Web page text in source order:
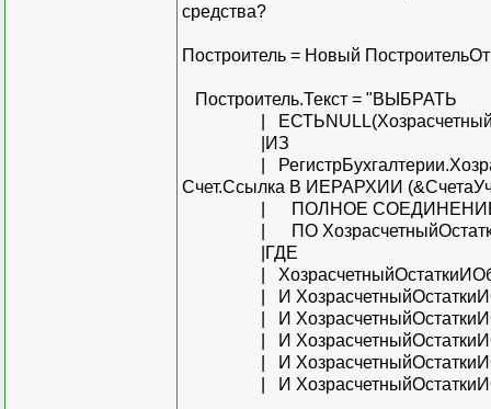
средства?
Построитель = Новый
Построитель.Текст = "ВЫБРАТЬ
|
|ИЗ
|
Счет.Ссылка В ИЕРАРХИИ
| ПОЛНОЕ СОЕДИНЕНИЕ
| ПО
|ГДЕ
|
| И
| И
| И
| И
| И